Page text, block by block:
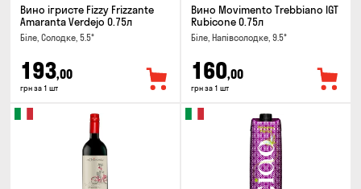
Вино ігристе Fizzy Frizzante
Amaranta Verdejo 0.75л
Біле, Солодке, 5.5°
193,00
грн за 1 шт
Вино Movimento Trebbiano IGT
Rubicone 0.75л
Біле, Напівсолодке, 9.5°
160,00
грн за 1 шт